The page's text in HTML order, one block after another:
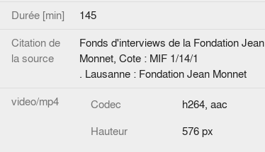
Durée [min]
145
Citation de
la source
Fonds d'interviews de la Fondation Jean
Monnet, Cote : MIF 1/14/1
. Lausanne : Fondation Jean Monnet
video/mp4
Codec
h264, aac
Hauteur
576 px